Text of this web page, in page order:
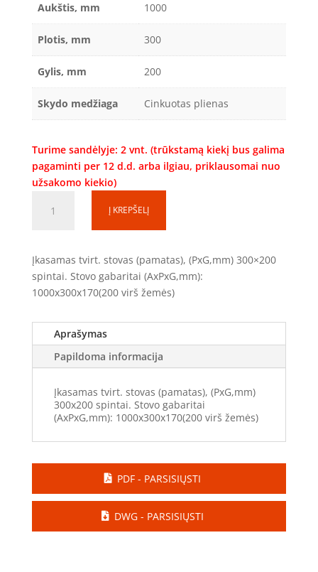
Aukštis, mm
1000
Plotis, mm 300
Gylis, mm 200
Skydo medžiaga Cinkuotas plienas
Turime sandėlyje: 2 vnt. (trūkstamą kiekį bus galima
pagaminti per 12 d.d. arba ilgiau, priklausomai nuo
užsakomo kiekio)
kiekis:
TS100320
(1000x300x170mm)
Į KREPŠELĮ
Įkasamas tvirt. stovas (pamatas), (PxG,mm) 300×200
spintai. Stovo gabaritai (AxPxG,mm):
1000x300x170(200 virš žemės)
Aprašymas
Papildoma informacija
Įkasamas tvirt. stovas (pamatas), (PxG,mm)
300x200 spintai. Stovo gabaritai
(AxPxG,mm): 1000x300x170(200 virš žemės)
PDF - PARSISIŲSTI
DWG - PARSISIŲSTI